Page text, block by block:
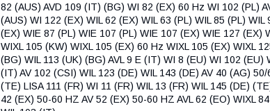
82 (AUS) AVD 109 (IT) (BG) WI 82 (EX) 60 Hz WI 102 (PL)
(AUS) WI 122 (EX) WIL 62 (EX) WIL 63 (PL) WIL 85 (PL)
(EX) WIE 87 (PL) WIE 107 (PL) WIE 107 (EX) WIE 127 (EX)
WIXL 105 (KW) WIXL 105 (EX) 60 Hz WIXL 105 (EX) WIXL
(BG) WIL 113 (UK) (BG) AVL 9 E (IT) WI 8 (EU) WI 102
(IT) AV 102 (CSI) WIL 123 (DE) WIL 143 (DE) AV 40 (AG)
(TE) LISA 111 (FR) WI 11 (FR) WIL 13 (FR) WIL 145 (DE)
42 (EX) 50-60 HZ AV 52 (EX) 50-60 HZ AVL 62 (EO) WIXL